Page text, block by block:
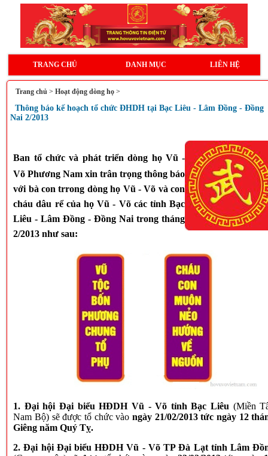
TRANG CHỦ DANH MỤC LIÊN HỆ
Trang chủ>Hoạt động dòng họ >
Thông báo kế hoạch tổ chức ĐHDH tại Bạc Liêu - Lâm Đồng - Đồng
Nai 2/2013
Ban tổ chức và phát triển dòng họ Vũ -
Võ PhươngNam xin trân trọng thông báo
với bà con trrong dòng họ Vũ - Võ và con
cháu dâu rể của họ Vũ - Võ các tỉnh Bạc
Liêu - Lâm Đồng - Đồng Naitrong tháng
2/2013 như sau:
1. Đại hội Đại biểu HĐDH Vũ - Võ tỉnh Bạc Liêu (Miền
Nam Bộ) sẽ được tổ chức vào ngày 21/02/2013 tức ngày 12
Giêng năm Quý Tỵ.
2. Đại hội Đại biểu HĐDH Vũ - Võ TP Đà Lạt tỉnh Lâm